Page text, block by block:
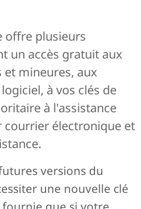
offre plusieurs
un accès gratuit aux
mineures, aux
à vos clés de
à l'assistance
courrier électronique et
versions du
une nouvelle clé